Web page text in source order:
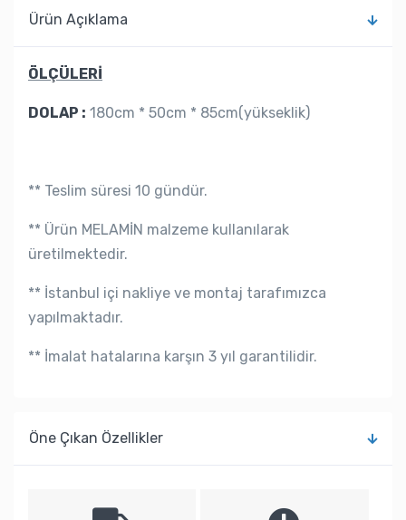
Ürün Açıklama
ÖLÇÜLERİ
DOLAP : 180cm * 50cm * 85cm(yükseklik)
** Teslim süresi 10 gündür.
** Ürün MELAMİN malzeme kullanılarak
üretilmektedir.
** İstanbul içi nakliye ve montaj tarafımızca
yapılmaktadır.
** İmalat hatalarına karşın 3 yıl garantilidir.
Öne Çıkan Özellikler